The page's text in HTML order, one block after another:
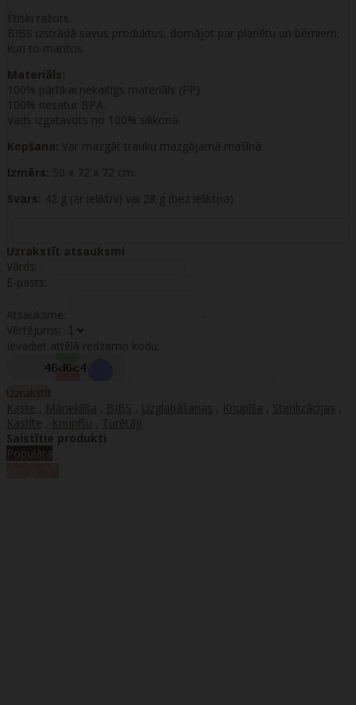
Ētiski ražots.
BIBS izstrādā savus produktus, domājot par planētu un bērniem,
kuri to mantos.
Materiāls:
100% pārtikai nekaitīgs materiāls (PP)
100% nesatur BPA.
Vads izgatavots no 100% silikona.
Kopšana: Var mazgāt trauku mazgājamā mašīnā.
Izmērs: 50 x 72 x 72 cm.
Svars: 42 g (ar ieliktni) vai 28 g (bez ieliktņa).
Uzrakstīt atsauksmi
Vārds:
E-pasts:
Atsauksme:
Vērtējums:
Ievadiet attēlā redzamo kodu:
Uzrakstīt
Kaste , Māneklīša , BIBS , Uzglabāšanas , Knupīša , Sterilizācijas ,
Kastīte , Knupīšu , Turētāji
Saistītie produkti
Populāra